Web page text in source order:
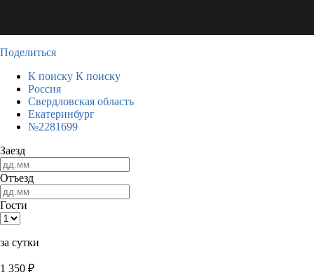
Поделиться
К поиску К поиску
Россия
Свердловская область
Екатеринбург
№2281699
Заезд
Отъезд
Гости
за сутки
1 350 ₽